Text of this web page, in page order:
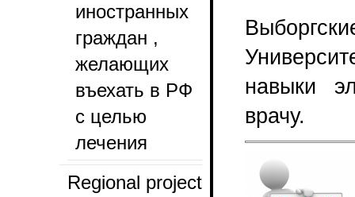
иностранных
граждан ,
желающих
въехать в РФ
с целью
лечения
Regional project
навыки
врачу.